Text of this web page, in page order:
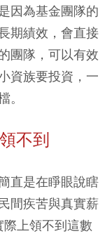
因為基金團隊的
期績效，會直接
團隊，可以有效
資族要投資，一
。
不到
直是在睜眼說瞎
間疾苦與真實薪
上領不到這數